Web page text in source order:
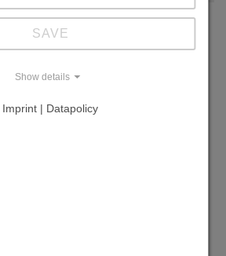
SAVE
Show details
Imprint | Datapolicy